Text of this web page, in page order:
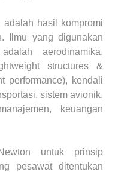
adalah hasil kompromi
Ilmu yang digunakan
aerodinamika,
structures &
performance), kendali
sistem avionik,
keuangan
untuk prinsip
pesawat ditentukan